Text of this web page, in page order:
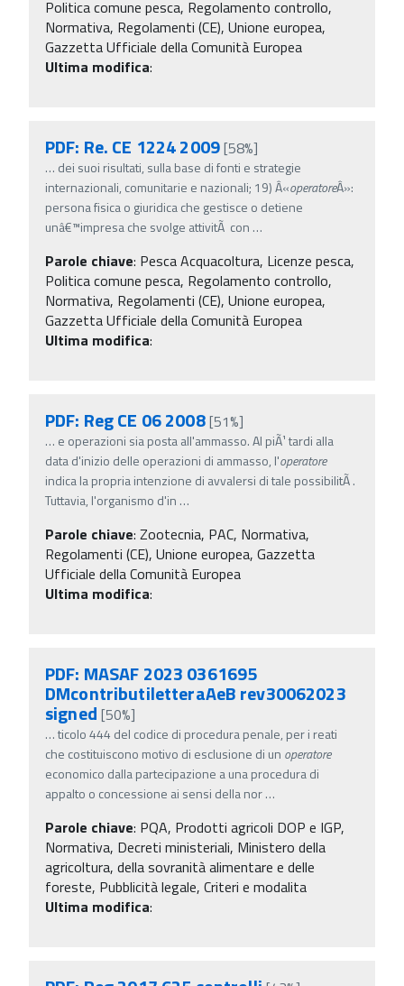
Politica comune pesca, Regolamento controllo,
Normativa, Regolamenti (CE), Unione europea,
Gazzetta Ufficiale della Comunità Europea
Ultima modifica:
PDF: Re. CE 1224 2009[58%]
… dei suoi risultati, sulla base di fonti e strategie
internazionali, comunitarie e nazionali; 19) Â«operatoreÂ»:
persona fisica o giuridica che gestisce o detiene
unâ€™impresa che svolge attivitÃ con …
Parole chiave: Pesca Acquacoltura, Licenze pesca,
Politica comune pesca, Regolamento controllo,
Normativa, Regolamenti (CE), Unione europea,
Gazzetta Ufficiale della Comunità Europea
Ultima modifica:
PDF: Reg CE 06 2008[51%]
… e operazioni sia posta all'ammasso. Al piÃ¹ tardi alla
data d'inizio delle operazioni di ammasso, l'operatore
indica la propria intenzione di avvalersi di tale possibilitÃ .
Tuttavia, l'organismo d'in …
Parole chiave: Zootecnia, PAC, Normativa,
Regolamenti (CE), Unione europea, Gazzetta
Ufficiale della Comunità Europea
Ultima modifica:
PDF: MASAF 2023 0361695
DMcontributiletteraAeB rev30062023
signed [50%]
…ticolo 444 del codice di procedura penale, per i reati
che costituiscono motivo di esclusione di un operatore
economico dalla partecipazione a una procedura di
appalto o concessione ai sensi della nor…
Parole chiave: PQA, Prodotti agricoli DOP e IGP,
Normativa, Decreti ministeriali, Ministero della
agricoltura, della sovranità alimentare e delle
foreste, Pubblicità legale, Criteri e modalita
Ultima modifica: